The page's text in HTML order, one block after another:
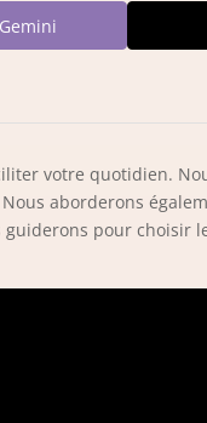
Gemini
votre quotidien.
aborderons
guiderons pour choisir